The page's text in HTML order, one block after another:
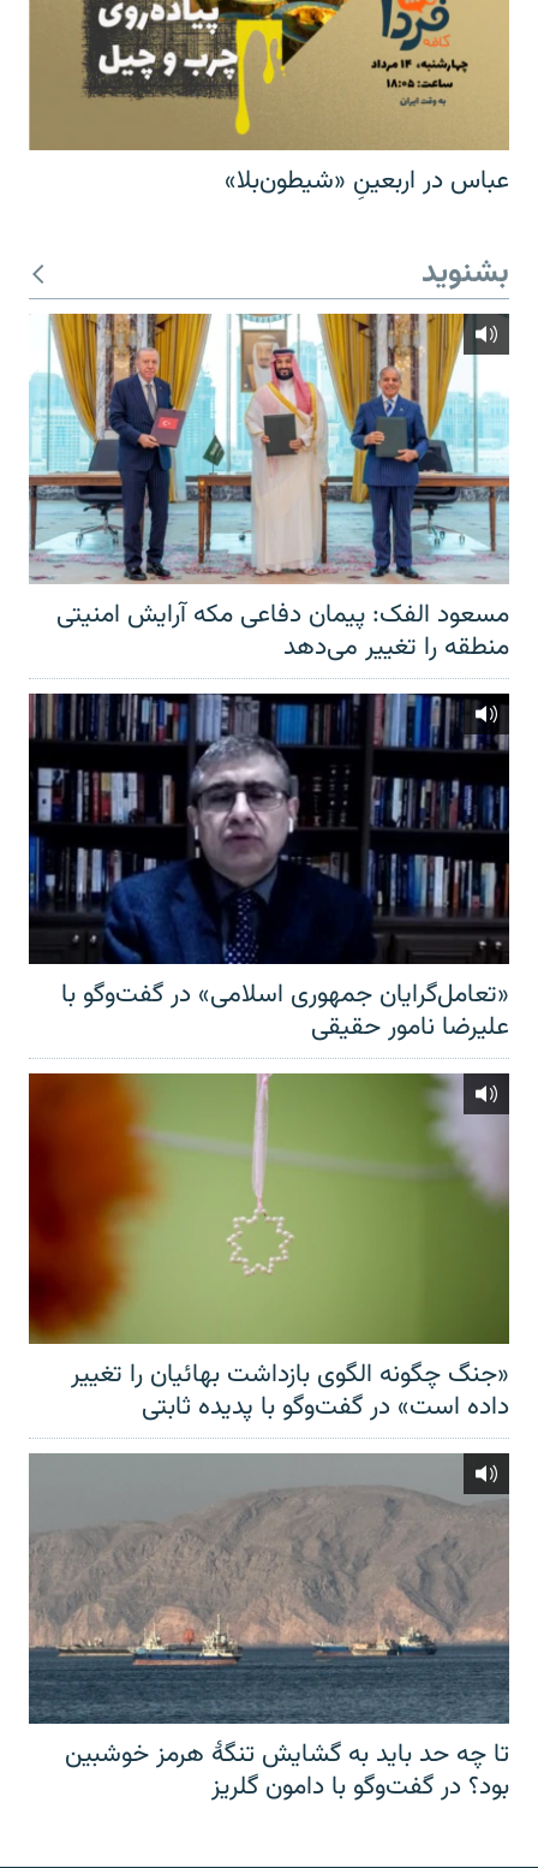
عباس در اربعینِ «شیطون‌بلا»
بشنوید
مسعود الفک: پیمان دفاعی مکه آرایش امنیتی
منطقه را تغییر می‌دهد
«تعامل‌گرایان جمهوری اسلامی» در گفت‌وگو با
علیرضا نامور حقیقی
«جنگ چگونه الگوی بازداشت بهائیان را تغییر
داده است» در گفت‌وگو با پدیده ثابتی
تا چه حد باید به گشایش تنگهٔ هرمز خوشبین
بود؟ در گفت‌وگو با دامون گلریز